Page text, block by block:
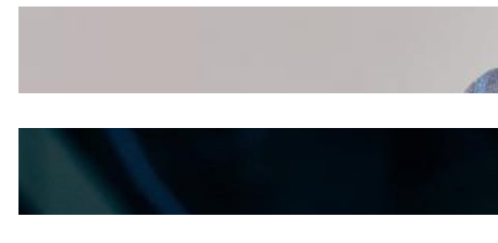
Wanita Pamer Pakaian
Kepribadian